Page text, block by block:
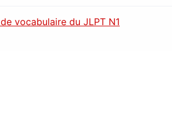
vocabulaire du JLPT N1